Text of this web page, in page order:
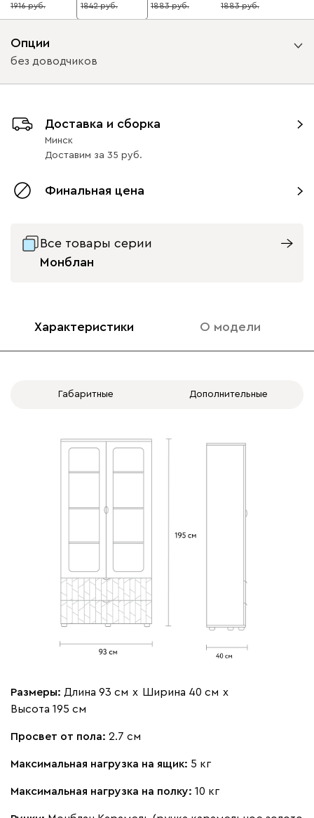
8
1916 8
1842 8
1883 8
1883
Опции
без доводчиков
с доводчиками без доводчиков
Доставка и сборка
Минск
Доставим за 35
Финальная цена
Все товары серии
Монблан
Характеристики О модели
Габаритные Дополнительные
Размеры: Длина 93 см х Ширина 40 см х
Высота 195 см
Просвет от пола: 2.7 см
Максимальная нагрузка на ящик: 5 кг
Максимальная нагрузка на полку: 10 кг